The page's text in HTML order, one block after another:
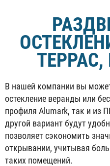
В нашей компании вы
остекление веранды или
профиля Alumark, так и из
другой вариант будут
позволяет сэкономить
открывании, учитывая
таких помещений.